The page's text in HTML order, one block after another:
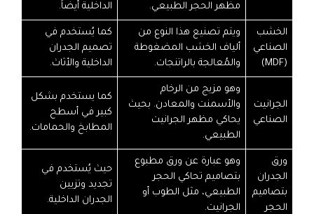
مظهر الحجر الطبيعي.
الداخلية أيضاً.
الخشب
الصناعي
(MDF)
ويتم تصنيع هذا النوع من
ألياف الخشب المضغوطة
والمُعالجة بالراتنجات.
كما يُستخدم في
تصميم الجدران
الداخلية والأثاث.
الجرانيت
الصناعي
وهو مزيج من الرخام
والأسمنت والمعادن. بحيث
يحاكي مظهر الجرانيت
الطبيعي.
كما يستخدم بشكل
كبير في أسطح
المطابخ والحمامات.
ورق
الجدران
بتصاميم
الحجر
وهو عبارة عن ورق مطبوع
بتصاميم تحاكي الحجر
الطبيعي، مثل الطوب أو
الجرانيت.
حيث يُستخدم في
تجديد وتزيين
الجدران الداخلية.